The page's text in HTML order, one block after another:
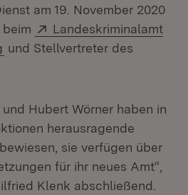
am 19. November 2020
Extern:
Landeskriminalamt
(Öffnet in neuem Fenster)
und Stellvertreter des
und Hubert Wörner haben in
herausragende
sie verfügen über
für ihr neues Amt“,
Klenk abschließend.